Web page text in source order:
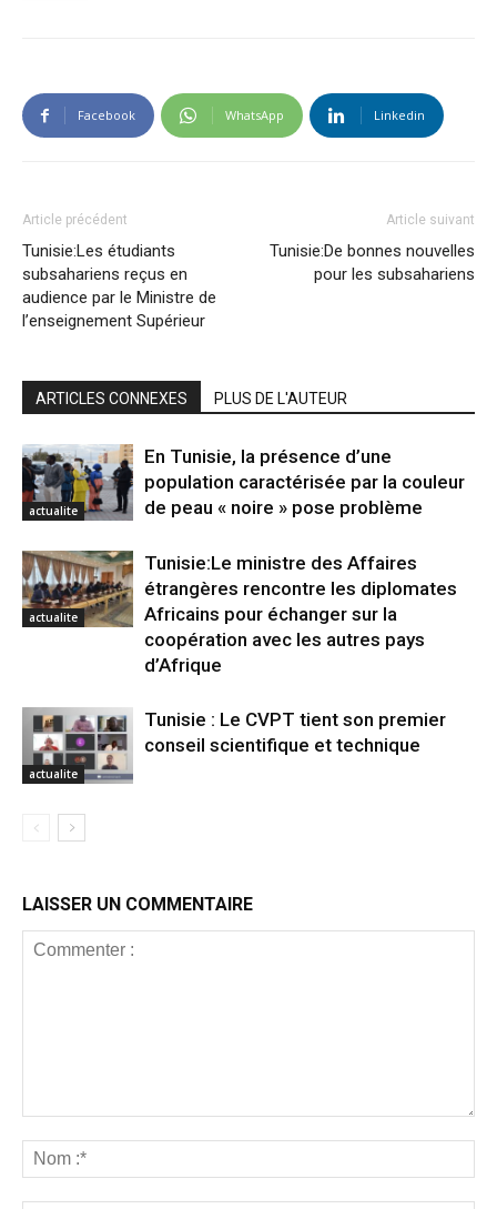
Facebook WhatsApp Linkedin
Article précédent
Tunisie:Les étudiants
subsahariens reçus en
audience par le Ministre de
l’enseignement Supérieur
Article suivant
Tunisie:De bonnes nouvelles
pour les subsahariens
ARTICLES CONNEXES PLUS DE L'AUTEUR
actualite
En Tunisie, la présence d’une
population caractérisée par la couleur
de peau « noire » pose problème
actualite
Tunisie:Le ministre des Affaires
étrangères rencontre les diplomates
Africains pour échanger sur la
coopération avec les autres pays
d’Afrique
actualite
Tunisie : Le CVPT tient son premier
conseil scientifique et technique
LAISSER UN COMMENTAIRE